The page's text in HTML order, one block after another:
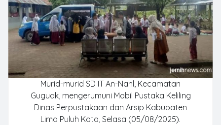
Murid-murid SD IT An-Nahl, Kecamatan
Guguak, mengerumuni Mobil Pustaka Keliling
Dinas Perpustakaan dan Arsip Kabupaten
Lima Puluh Kota, Selasa (05/08/2025).